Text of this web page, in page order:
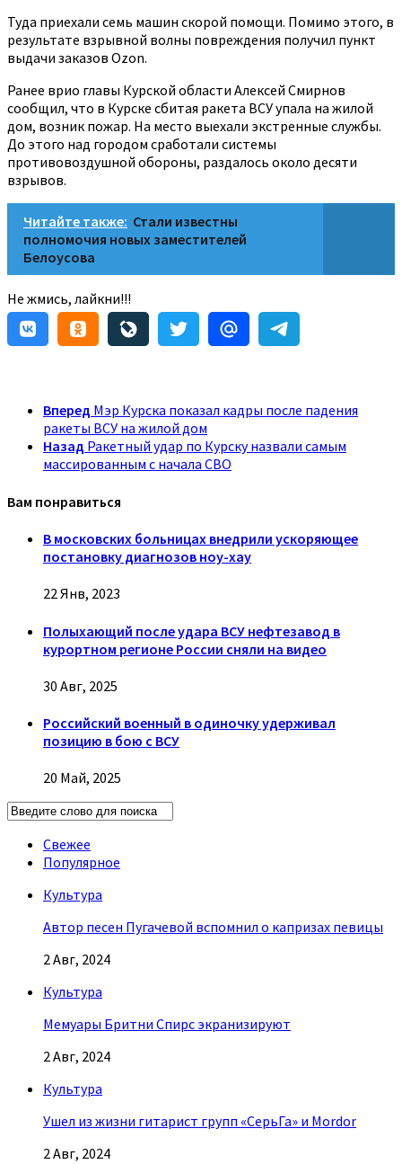
Туда приехали семь машин скорой помощи. Помимо этого, в
результате взрывной волны повреждения получил пункт
выдачи заказов Ozon.
Ранее врио главы Курской области Алексей Смирнов
сообщил, что в Курске сбитая ракета ВСУ упала на жилой
дом, возник пожар. На место выехали экстренные службы.
До этого над городом сработали системы
противовоздушной обороны, раздалось около десяти
взрывов.
Читайте также: Стали известны
полномочия новых заместителей
Белоусова
Не жмись, лайкни!!!
Вперед Мэр Курска показал кадры после падения
ракеты ВСУ на жилой дом
Назад Ракетный удар по Курску назвали самым
массированным с начала СВО
Вам понравиться
В московских больницах внедрили ускоряющее
постановку диагнозов ноу-хау
22 Янв, 2023
Полыхающий после удара ВСУ нефтезавод в
курортном регионе России сняли на видео
30 Авг, 2025
Российский военный в одиночку удерживал
позицию в бою с ВСУ
20 Май, 2025
Свежее
Популярное
Культура
Автор песен Пугачевой вспомнил о капризах певицы
2 Авг, 2024
Культура
Мемуары Бритни Спирс экранизируют
2 Авг, 2024
Культура
Ушел из жизни гитарист групп «СерьГа» и Mordor
2 Авг, 2024